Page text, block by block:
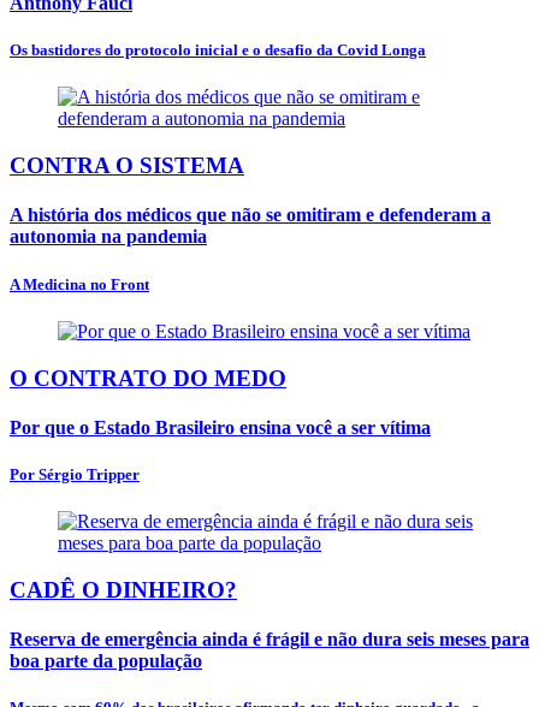
Os bastidores do protocolo inicial e o desafio da Covid Longa
CONTRA O SISTEMA
A história dos médicos que não se omitiram e defenderam a
autonomia na pandemia
A Medicina no Front
O CONTRATO DO MEDO
Por que o Estado Brasileiro ensina você a ser vítima
Por Sérgio Tripper
CADÊ O DINHEIRO?
Reserva de emergência ainda é frágil e não dura seis meses para
boa parte da população